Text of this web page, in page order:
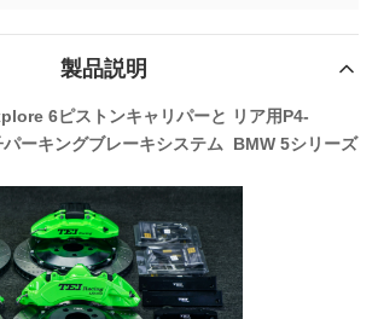
製品説明
6ピストンキャリパーと リア用P4-
ーキングブレーキシステム BMW 5シリーズ